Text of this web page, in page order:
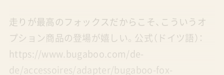
走りが最高のフォックスだからこそ、こういうオ
プション商品の登場が嬉しい。公式（ドイツ語）：
https://www.bugaboo.com/de-
de/accessoires/adapter/bugaboo-fox-